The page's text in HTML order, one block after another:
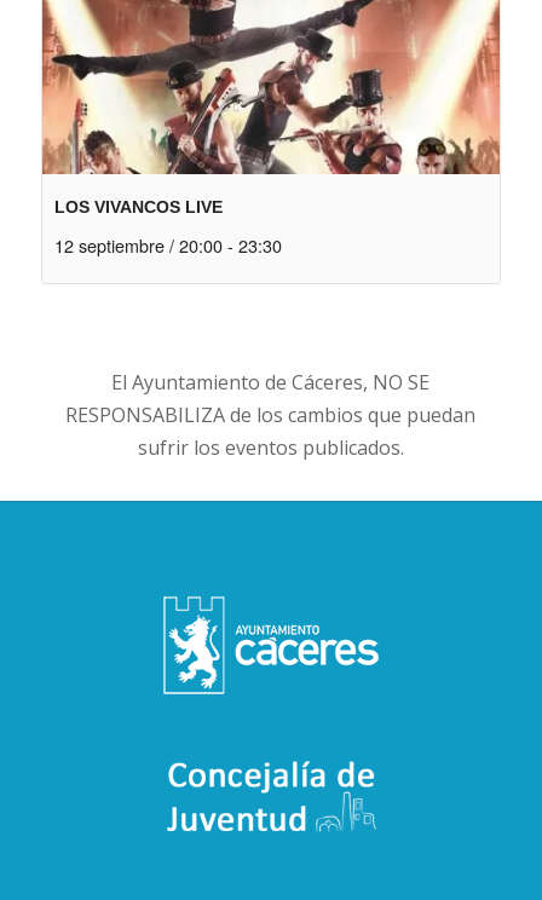
LOS VIVANCOS LIVE
12 septiembre / 20:00 - 23:30
El Ayuntamiento de Cáceres, NO SE
RESPONSABILIZA de los cambios que puedan
sufrir los eventos publicados.